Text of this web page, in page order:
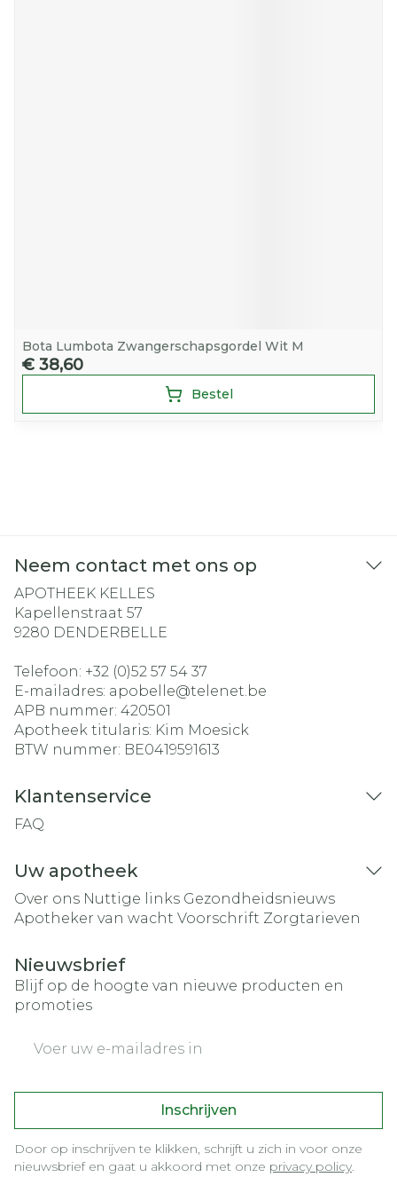
Bota Lumbota Zwangerschapsgordel Wit M
€ 38,60
Bestel
Neem contact met ons op
APOTHEEK KELLES
Kapellenstraat 57
9280 DENDERBELLE
Telefoon: +32 (0)52 57 54 37
E-mailadres: apobelle@telenet.be
APB nummer: 420501
Apotheek titularis: Kim Moesick
BTW nummer: BE0419591613
Klantenservice
FAQ
Uw apotheek
Over ons Nuttige links Gezondheidsnieuws
Apotheker van wacht Voorschrift Zorgtarieven
Nieuwsbrief
Blijf op de hoogte van nieuwe producten en
promoties
Inschrijven
Door op inschrijven te klikken, schrijft u zich in voor onze
nieuwsbrief en gaat u akkoord met onze privacy policy.